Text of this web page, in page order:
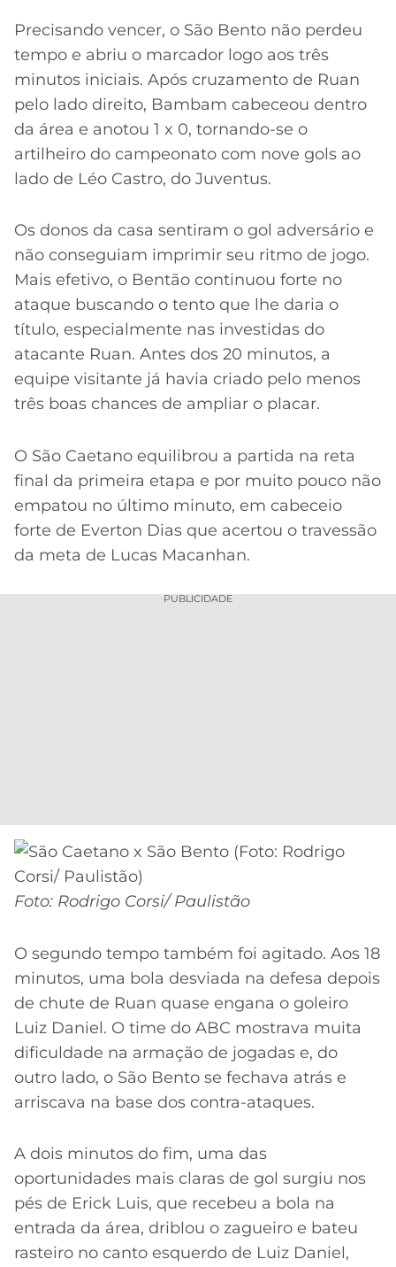
Precisando vencer, o São Bento não perdeu
tempo e abriu o marcador logo aos três
minutos iniciais. Após cruzamento de Ruan
pelo lado direito, Bambam cabeceou dentro
da área e anotou 1 x 0, tornando-se o
artilheiro do campeonato com nove gols ao
lado de Léo Castro, do Juventus.
Os donos da casa sentiram o gol adversário e
não conseguiam imprimir seu ritmo de jogo.
Mais efetivo, o Bentão continuou forte no
ataque buscando o tento que lhe daria o
título, especialmente nas investidas do
atacante Ruan. Antes dos 20 minutos, a
equipe visitante já havia criado pelo menos
três boas chances de ampliar o placar.
O São Caetano equilibrou a partida na reta
final da primeira etapa e por muito pouco não
empatou no último minuto, em cabeceio
forte de Everton Dias que acertou o travessão
da meta de Lucas Macanhan.
PUBLICIDADE
Foto: Rodrigo Corsi/ Paulistão
O segundo tempo também foi agitado. Aos 18
minutos, uma bola desviada na defesa depois
de chute de Ruan quase engana o goleiro
Luiz Daniel. O time do ABC mostrava muita
dificuldade na armação de jogadas e, do
outro lado, o São Bento se fechava atrás e
arriscava na base dos contra-ataques.
A dois minutos do fim, uma das
oportunidades mais claras de gol surgiu nos
pés de Erick Luis, que recebeu a bola na
entrada da área, driblou o zagueiro e bateu
rasteiro no canto esquerdo de Luiz Daniel,